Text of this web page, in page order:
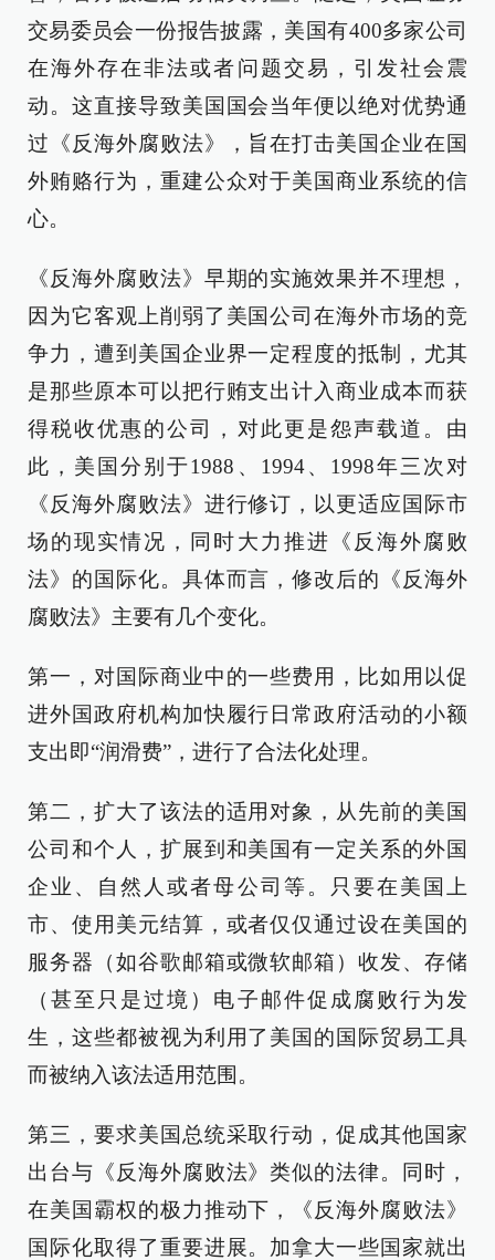
交易委员会一份报告披露，美国有400多家公司
在海外存在非法或者问题交易，引发社会震
动。这直接导致美国国会当年便以绝对优势通
过《反海外腐败法》，旨在打击美国企业在国
外贿赂行为，重建公众对于美国商业系统的信
心。
《反海外腐败法》早期的实施效果并不理想，
因为它客观上削弱了美国公司在海外市场的竞
争力，遭到美国企业界一定程度的抵制，尤其
是那些原本可以把行贿支出计入商业成本而获
得税收优惠的公司，对此更是怨声载道。由
此，美国分别于1988、1994、1998年三次对
《反海外腐败法》进行修订，以更适应国际市
场的现实情况，同时大力推进《反海外腐败
法》的国际化。具体而言，修改后的《反海外
腐败法》主要有几个变化。
第一，对国际商业中的一些费用，比如用以促
进外国政府机构加快履行日常政府活动的小额
支出即“润滑费”，进行了合法化处理。
第二，扩大了该法的适用对象，从先前的美国
公司和个人，扩展到和美国有一定关系的外国
企业、自然人或者母公司等。只要在美国上
市、使用美元结算，或者仅仅通过设在美国的
服务器（如谷歌邮箱或微软邮箱）收发、存储
（甚至只是过境）电子邮件促成腐败行为发
生，这些都被视为利用了美国的国际贸易工具
而被纳入该法适用范围。
第三，要求美国总统采取行动，促成其他国家
出台与《反海外腐败法》类似的法律。同时，
在美国霸权的极力推动下，《反海外腐败法》
国际化取得了重要进展。加拿大一些国家就出